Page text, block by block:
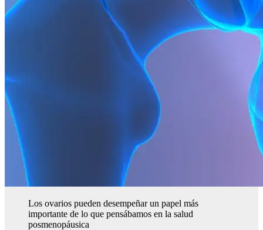
Los ovarios pueden desempeñar un papel más
importante de lo que pensábamos en la salud
posmenopáusica